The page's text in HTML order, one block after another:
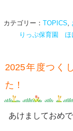
カテゴリー： TOPICS,
りっぷ保育園 ほ
2025年度つく
た！
あけましておめ